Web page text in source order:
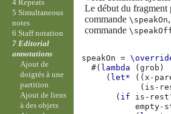
Le début du fragment
commande \speakOn
commande
speakOn =
#( lambda (grob )
( let* ((x-
( is-
( if
is-
empty-
4 Repeats
5 Simultaneous
notes
6 Staff notation
7 Editorial
annotations
Ajout de
doigtés à une
partition
Ajout de liens
à des objets